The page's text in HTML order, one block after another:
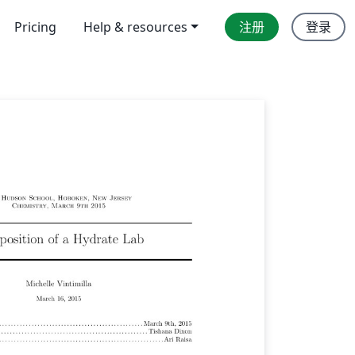
Pricing Help & resources 注册 登录